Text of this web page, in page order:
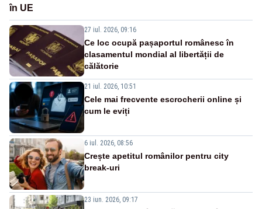
în UE
27 iul. 2026, 09:16
Ce loc ocupă pașaportul românesc în
clasamentul mondial al libertății de
călătorie
21 iul. 2026, 10:51
Cele mai frecvente escrocherii online și
cum le eviți
6 iul. 2026, 08:56
Crește apetitul românilor pentru city
break-uri
23 iun. 2026, 09:17